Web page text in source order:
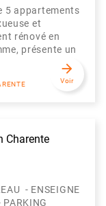
5 appartements
et
rénové en
présente un
arrow_forward
Voir
Charente
- ENSEIGNE